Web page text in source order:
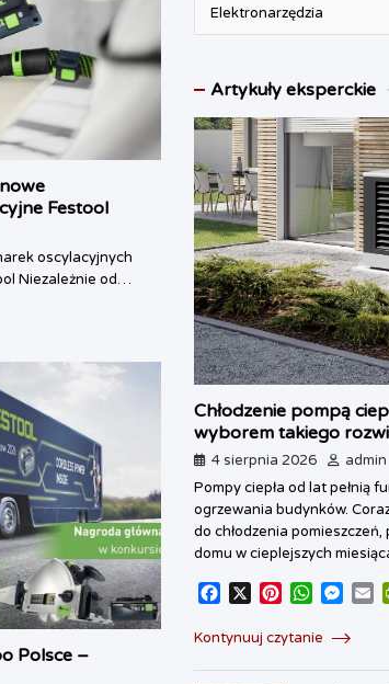
Festool
oscylacyjnych
Niezależnie od…
Polsce –
Artykuły eksperckie
Chłodzenie pompą
wyborem takiego
4 sierpnia 2026
admin
Pompy ciepła od lat pełnią
ogrzewania budynków.
do chłodzenia
domu w cieplejszych
c
X
P
n
W
a
M
s
Kontynuuj czytanie